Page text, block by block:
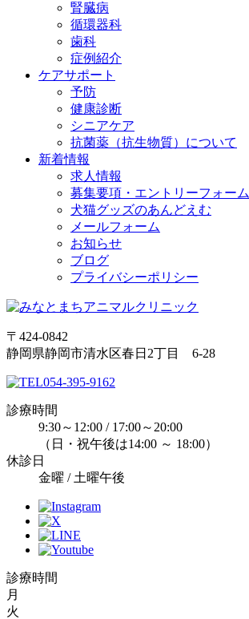
腎臓病
循環器科
歯科
症例紹介
ケアサポート
予防
健康診断
シニアケア
抗菌薬（抗生物質）について
新着情報
求人情報
募集要項・エントリーフォーム
犬猫グッズのあんどえむ
メールフォーム
お知らせ
ブログ
プライバシーポリシー
〒424-0842
静岡県静岡市清水区春日2丁目 6-28
054-395-9162
診療時間
9:30～12:00 / 17:00～20:00
（日・祝午後は14:00 ～ 18:00）
休診日
金曜 / 土曜午後
診療時間
月
火